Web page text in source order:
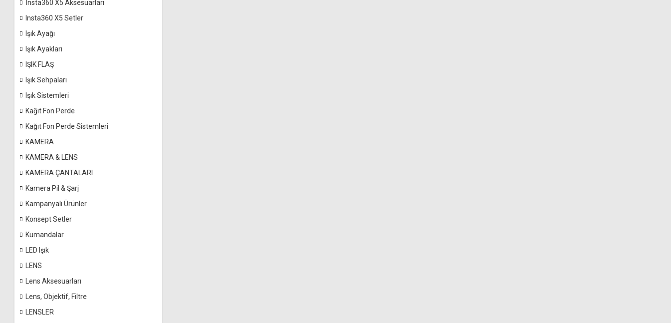
İnsta360 X5 Aksesuarları
Insta360 X5 Setler
Işık Ayağı
Işık Ayakları
IŞIK FLAŞ
Işık Sehpaları
Işık Sistemleri
Kağıt Fon Perde
Kağıt Fon Perde Sistemleri
KAMERA
KAMERA & LENS
KAMERA ÇANTALARI
Kamera Pil & Şarj
Kampanyalı Ürünler
Konsept Setler
Kumandalar
LED Işık
LENS
Lens Aksesuarları
Lens, Objektif, Filtre
LENSLER